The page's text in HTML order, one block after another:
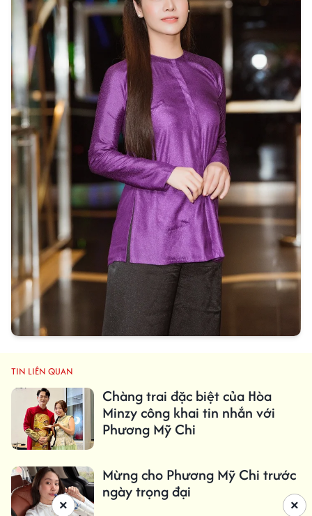
TIN LIÊN QUAN
Chàng trai đặc biệt của Hòa
Minzy công khai tin nhắn với
Phương Mỹ Chi
Mừng cho Phương Mỹ Chi trước
ngày trọng đại
×
×